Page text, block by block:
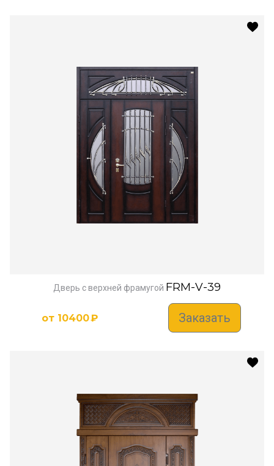
Дверь с верхней фрамугой FRM-V-39
от 10400₽ Заказать